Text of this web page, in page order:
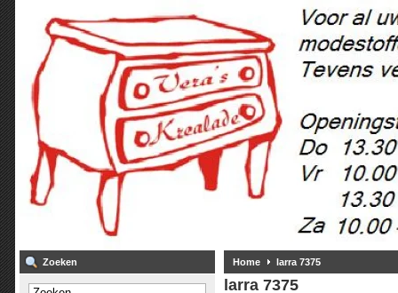
Zoeken Home larra 7375
larra 7375